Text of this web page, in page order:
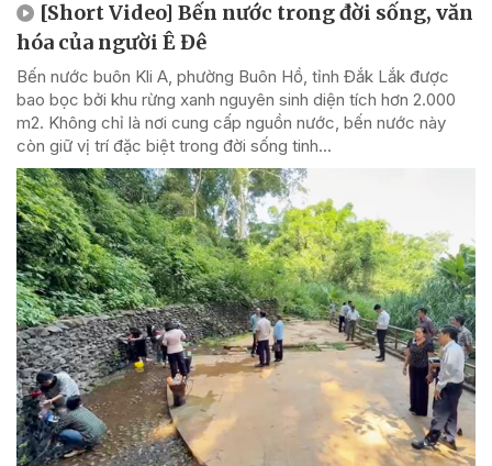
[Short Video] Bến nước trong đời sống, văn
hóa của người Ê Đê
Bến nước buôn Kli A, phường Buôn Hồ, tỉnh Đắk Lắk được
bao bọc bởi khu rừng xanh nguyên sinh diện tích hơn 2.000
m2. Không chỉ là nơi cung cấp nguồn nước, bến nước này
còn giữ vị trí đặc biệt trong đời sống tinh...